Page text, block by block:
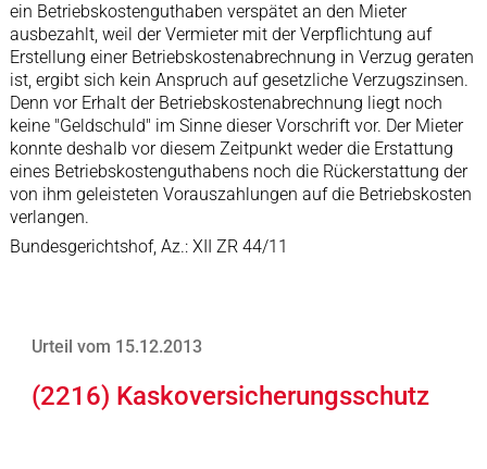
ein Betriebskostenguthaben verspätet an den Mieter
ausbezahlt, weil der Vermieter mit der Verpflichtung auf
Erstellung einer Betriebskostenabrechnung in Verzug geraten
ist, ergibt sich kein Anspruch auf gesetzliche Verzugszinsen.
Denn vor Erhalt der Betriebskostenabrechnung liegt noch
keine "Geldschuld" im Sinne dieser Vorschrift vor. Der Mieter
konnte deshalb vor diesem Zeitpunkt weder die Erstattung
eines Betriebskostenguthabens noch die Rückerstattung der
von ihm geleisteten Vorauszahlungen auf die Betriebskosten
verlangen.
Bundesgerichtshof, Az.: XII ZR 44/11
Urteil vom 15.12.2013
(2216) Kaskoversicherungsschutz